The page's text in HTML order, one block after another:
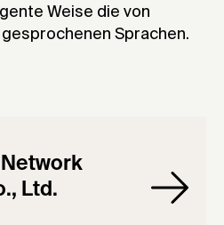
Weise die von
Sprachen.
Ltd.